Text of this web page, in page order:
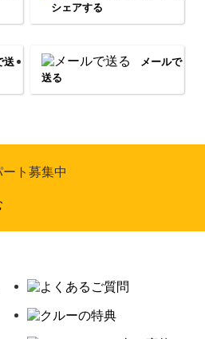
シェアする
送
メールで
送る